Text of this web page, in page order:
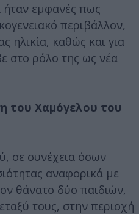
εμφανές πως
περιβάλλον,
ηλικία, καθώς και για
στο ρόλο της ως νέα
του Χαμόγελου του
σε συνέχεια όσων
αναφορικά με
θάνατο δύο παιδιών,
τους, στην περιοχή